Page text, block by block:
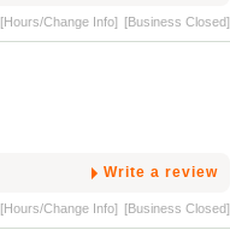
[Hours/Change Info] [Business Closed]
Write a review
[Hours/Change Info] [Business Closed]